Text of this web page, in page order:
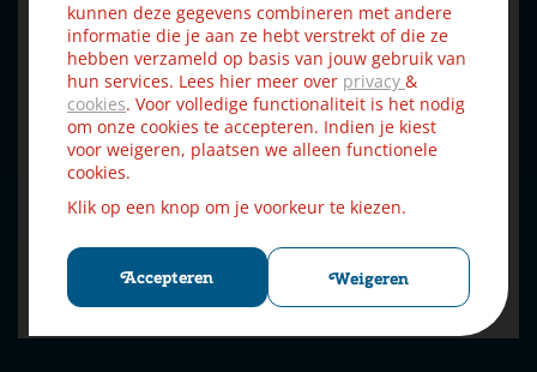
kunnen deze gegevens combineren met andere
informatie die je aan ze hebt verstrekt of die ze
hebben verzameld op basis van jouw gebruik van
hun services. Lees hier meer over privacy &
cookies. Voor volledige functionaliteit is het nodig
om onze cookies te accepteren. Indien je kiest
voor weigeren, plaatsen we alleen functionele
cookies.
Klik op een knop om je voorkeur te kiezen.
Accepteren Weigeren
Lemax tannenbaum christmas shoppe verlicht kersthuisje
Cadd…